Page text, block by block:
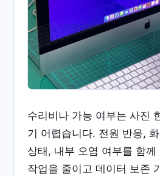
수리비나 가능 여부는 사진
기 어렵습니다. 전원 반응,
상태, 내부 오염 여부를 함
작업을 줄이고 데이터 보존